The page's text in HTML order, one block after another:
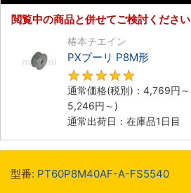
閲覧中の商品と併せてご検討ください
椿本チエイン
PXプーリ P8M形
通常価格(税別)： 4,769円 ～
5,246円 ～)
通常出荷日：在庫品1日目
型番: PT60P8M40AF-A-FS5540